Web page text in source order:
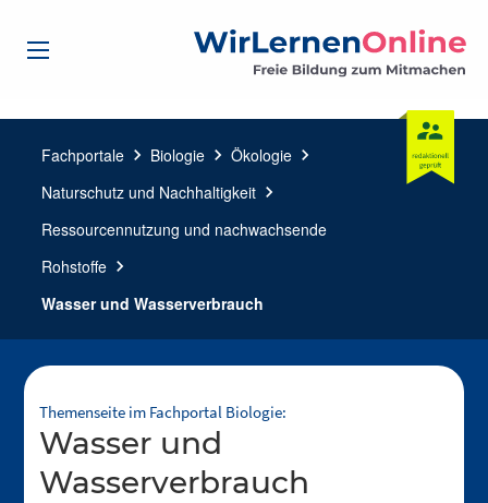
Fachportale chevron_right Biologie chevron_right Ökologie chevron_right
Naturschutz und Nachhaltigkeit chevron_right
Ressourcennutzung und nachwachsende
Rohstoffe chevron_right
Wasser und Wasserverbrauch
Themenseite im Fachportal Biologie:
Wasser und
Wasserverbrauch